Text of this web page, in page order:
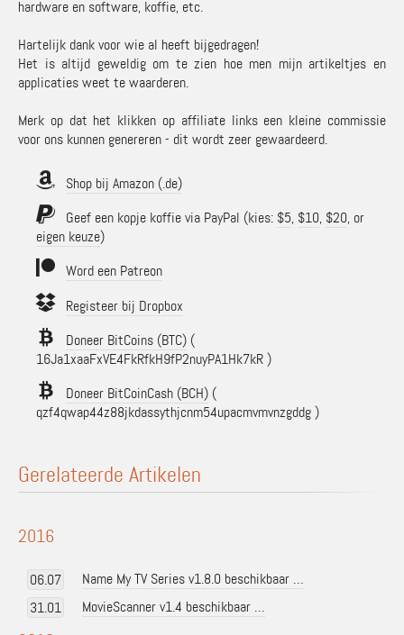
hardware en software, koffie, etc.
Hartelijk dank voor wie al heeft bijgedragen!
Het is altijd geweldig om te zien hoe men mijn artikeltjes en
applicaties weet te waarderen.
Merk op dat het klikken op affiliate links een kleine commissie
voor ons kunnen genereren - dit wordt zeer gewaardeerd.
Shop bij Amazon (.de)
Geef een kopje koffie via PayPal (kies: $5, $10, $20, or
eigen keuze)
Word een Patreon
Registeer bij Dropbox
Doneer BitCoins (BTC) (
16Ja1xaaFxVE4FkRfkH9fP2nuyPA1Hk7kR )
Doneer BitCoinCash (BCH) (
qzf4qwap44z88jkdassythjcnm54upacmvmvnzgddg )
Gerelateerde Artikelen
2016
06.07
Name My TV Series v1.8.0 beschikbaar …
31.01
MovieScanner v1.4 beschikbaar …